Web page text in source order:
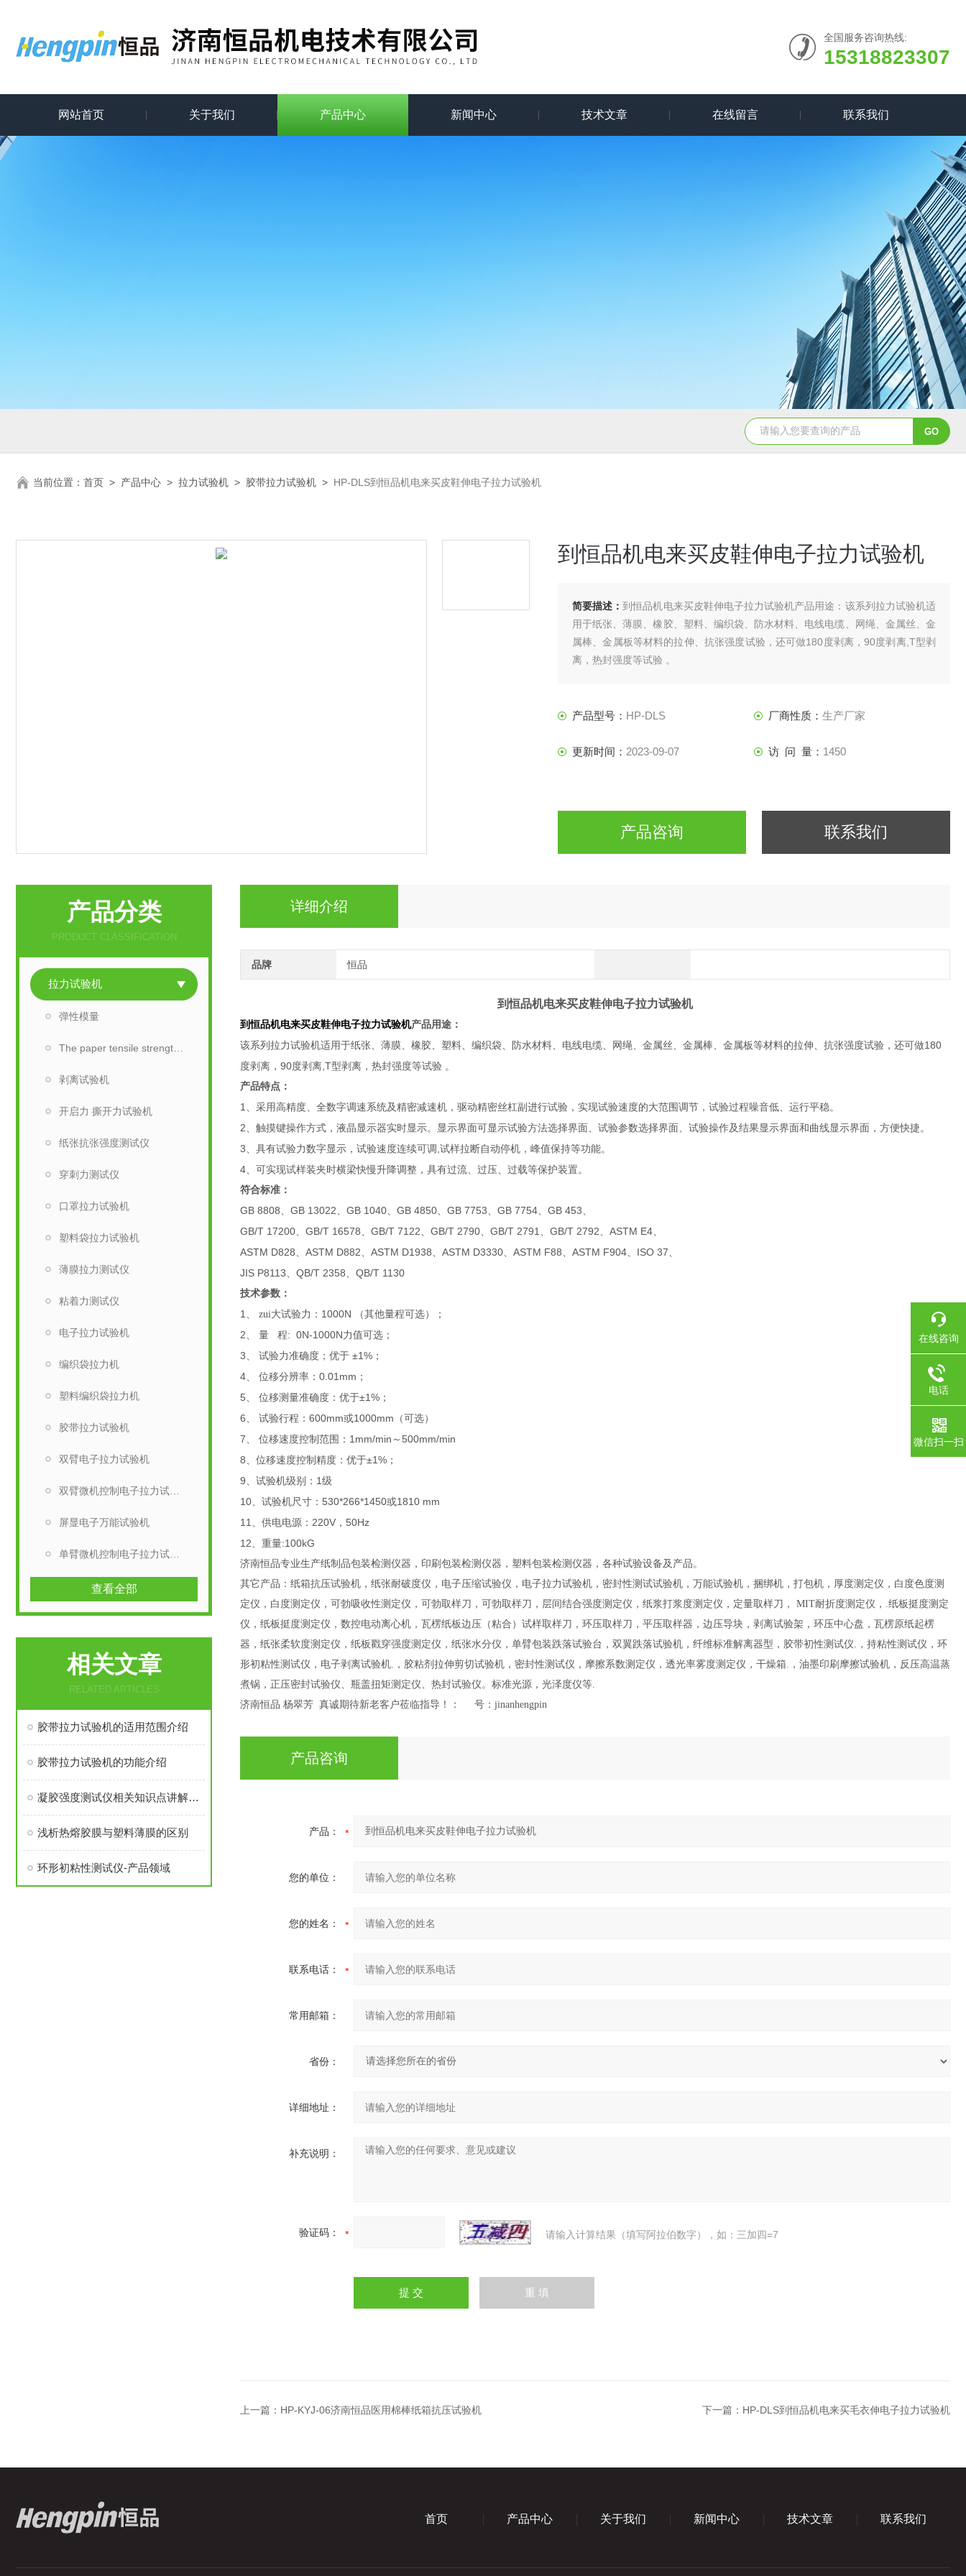
全国服务咨询热线:
15318823307
网站首页 关于我们 产品中心 新闻中心 技术文章 在线留言 联系我们
当前位置： 首页 > 产品中心 > 拉力试验机 > 胶带拉力试验机 > HP-DLS到恒品机电来买皮鞋伸电子拉力试验机
到恒品机电来买皮鞋伸电子拉力试验机
简要描述：到恒品机电来买皮鞋伸电子拉力试验机产品用途：该系列拉力试验机适
用于纸张、薄膜、橡胶、塑料、编织袋、防水材料、电线电缆、网绳、金属丝、金
属棒、金属板等材料的拉伸、抗张强度试验，还可做180度剥离，90度剥离,T型剥
离，热封强度等试验 。
产品型号： HP-DLS 厂商性质： 生产厂家
更新时间： 2023-09-07 访 问 量： 1450
产品咨询 联系我们
详细介绍
品牌 恒品
到恒品机电来买皮鞋伸电子拉力试验机
到恒品机电来买皮鞋伸电子拉力试验机产品用途：
该系列拉力试验机适用于纸张、薄膜、橡胶、塑料、编织袋、防水材料、电线电缆、网绳、金属丝、金属棒、金属板等材料的拉伸、抗张强度试验，还可做180
度剥离， 90度剥离 ,T型剥离，热封强度等试验 。
产品特点：
1 、采用高精度、全数字调速系统及精密减速机，驱动精密丝杠副进行试验，实现试验速度的大范围调节，试验过程噪音低、运行平稳。
2、触摸键操作方式，液晶显示器实时显示。显示界面可显示试验方法选择界面、试验参数选择界面、试验操作及结果显示界面和曲线显示界面，方便快捷。
3、具有试验力数字显示，试验速度连续可调 试样拉断自动停机，峰值保持等功能。
4、可实现试样装夹时横梁快慢升降调整，具有过流、过压、过载等保护装置。
符合标准：
GB 8808、 GB 13022、 GB 1040、 GB 4850、 GB 7753、 GB 7754、 GB 453、
GB/T 17200、 GB/T 16578、 GB/T 7122、 GB/T 2790、 GB/T 2791 、 GB/T 2792、 ASTM E4、
ASTM D828、 ASTM D882、 ASTM D1938、 ASTM D3330、 ASTM F88、 ASTM F904、 ISO 37、
JIS P8113、 QB/T 2358、 QB/T 1130
技术参数：
1 、 zui大试验力： 1000N （其他量程可选）；
2、 量 程: 0N-1000N力值可选；
3、 试验力准确度；优于 ±1% ；
4、 位移分辨率： 0.01mm ；
5、 位移测量准确度：优于±1% ；
6、 试验行程： 600mm或1000mm （可选）
7、 位移速度控制范围： 1mm/min ～ 500mm/min
8、位移速度控制精度：优于±1% ；
9、试验机级别： 1 级
10、试验机尺寸： 530*266*1450或1810 mm
11 、供电电源： 220V ， 50Hz
12、重量:100kG
济南恒品专业生产纸制品包装检测仪器，印刷包装检测仪器，塑料包装检测仪器，各种试验设备及产品。
其它产品：纸箱抗压试验机，纸张耐破度仪，电子压缩试验仪，电子拉力试验机，密封性测试试验机，万能试验机，捆绑机，打包机，厚度测定仪，白度色度测
定仪，白度测定仪，可勃吸收性测定仪，可勃取样刀，可勃取样刀，层间结合强度测定仪，纸浆打浆度测定仪，定量取样刀， MIT耐折度测定仪，.纸板挺度测定
仪，纸板挺度测定仪，数控电动离心机，瓦楞纸板边压（粘合）试样取样刀，环压取样刀，平压取样器，边压导块，剥离试验架，环压中心盘，瓦楞原纸起楞
器，纸张柔软度测定仪，纸板戳穿强度测定仪，纸张水分仪，单臂包装跌落试验台，双翼跌落试验机，纤维标准解离器型，胶带初性测试仪.，持粘性测试仪，环
形初粘性测试仪，电子剥离试验机.，胶粘剂拉伸剪切试验机，密封性测试仪，摩擦系数测定仪，透光率雾度测定仪，干燥箱.，油墨印刷摩擦试验机，反压高温蒸
煮锅，正压密封试验仪、瓶盖扭矩测定仪、热封试验仪。标准光源，光泽度仪等.
济南恒品 杨翠芳 真诚期待新老客户莅临指导！： 号：jinanhengpin
产品咨询
产品：
您的单位：
您的姓名：
联系电话：
常用邮箱：
省份：
详细地址：
补充说明：
验证码： 请输入计算结果（填写阿拉伯数字），如：三加四=7
上一篇： HP-KYJ-06济南恒品医用棉棒纸箱抗压试验机 下一篇： HP-DLS到恒品机电来买毛衣伸电子拉力试验机
产品分类
PRODUCT CLASSIFICATION
拉力试验机
弹性模量
剥离试验机
开启力 撕开力试验机
纸张抗张强度测试仪
穿刺力测试仪
口罩拉力试验机
塑料袋拉力试验机
薄膜拉力测试仪
粘着力测试仪
电子拉力试验机
编织袋拉力机
塑料编织袋拉力机
胶带拉力试验机
双臂电子拉力试验机
屏显电子万能试验机
查看全部
相关文章
RELATED ARTICLES
胶带拉力试验机的适用范围介绍
胶带拉力试验机的功能介绍
凝胶强度测试仪相关知识点讲解，别错过了
浅析热熔胶膜与塑料薄膜的区别
环形初粘性测试仪-产品领域
首页 产品中心 关于我们 新闻中心 技术文章 联系我们
在线咨询
电话
微信扫一扫